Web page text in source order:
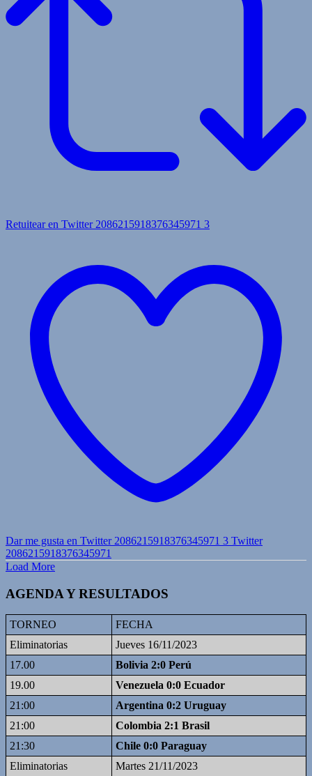
Retuitear en Twitter 2086215918376345971 3
Dar me gusta en Twitter 2086215918376345971 3 Twitter
2086215918376345971
Load More
AGENDA Y RESULTADOS
TORNEO
FECHA
Eliminatorias
Jueves 16/11/2023
17.00
Bolivia 2:0 Perú
19.00
Venezuela 0:0 Ecuador
21:00
Argentina 0:2 Uruguay
21:00
Colombia 2:1 Brasil
21:30
Chile 0:0 Paraguay
Eliminatorias
Martes 21/11/2023